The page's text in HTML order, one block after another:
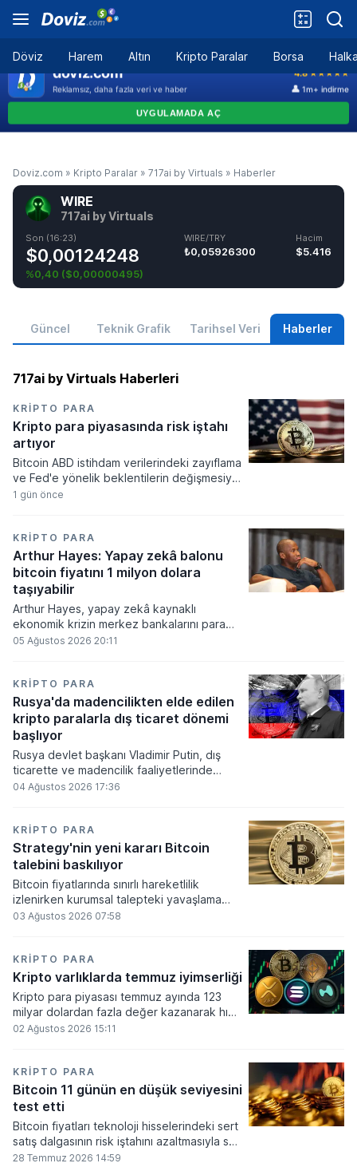
Döviz Harem Altın Kripto Paralar Borsa
Doviz.com » Kripto Paralar » 717ai by Virtuals » Haberler
WIRE
717ai by Virtuals
Son (16:23)
$0,00124248
%0,40 ($0,00000495)
WIRE/TRY
₺0,05926300
Hacim
$5.416
Güncel Teknik Grafik Tarihsel Veri Haberler
717ai by Virtuals Haberleri
KRIPTO PARA
Kripto para piyasasında risk iştahı
artıyor
Bitcoin ABD istihdam verilerindeki zayıflama
ve Fed'e yönelik beklentilerin değişmesiyle
haftayı yükselişle kapattı. Kripto para
açıklanacak enflasyon rakamlarına ve
küresel gelişmelere çevrildi.
1 gün önce
KRIPTO PARA
Arthur Hayes: Yapay zekâ balonu
bitcoin fiyatını 1 milyon dolara
taşıyabilir
Arthur Hayes, yapay zekâ kaynaklı
ekonomik krizin merkez bankalarını para
basmaya zorlayacağını ve bu durumun
kayıplarının tetikleyeceği kredi krizinin
küresel likidite artışına yol açacağını belirtti
ve bitcoinin bu süreçte en hızlı tepki veren
varlık olacağı vurguladı.
05 Ağustos 2026 20:11
KRIPTO PARA
Rusya'da madencilikten elde edilen
kripto paralarla dış ticaret dönemi
başlıyor
Rusya devlet başkanı Vladimir Putin, dış
ticarette ve madencilik faaliyetlerinde
kripto varlıkların kullanımına onay veren
elde edilen dijital paraların belirli şartlar
altında dolaşımına ve menkul kıymet
alımlarında kullanılmasına olanak sağlanıyor.
04 Ağustos 2026 17:36
KRIPTO PARA
Strategy'nin yeni kararı Bitcoin
talebini baskılıyor
Bitcoin fiyatlarında sınırlı hareketlilik
izlenirken kurumsal talepteki yavaşlama
piyasa dinamiklerini etkiliyor. ABD Merkez
çalışmalarındaki belirsizliklerle baskı altında
kalmaya devam ediyor.
03 Ağustos 2026 07:58
KRIPTO PARA
Kripto varlıklarda temmuz iyimserliği
Kripto para piyasası temmuz ayında 123
milyar dolardan fazla değer kazanarak hızlı
bir toparlanma sürecine girdi. Bitcoin ve
2 trilyon 159 milyar 780 milyon dolar
seviyesine ulaştı.
02 Ağustos 2026 15:11
KRIPTO PARA
Bitcoin 11 günün en düşük seviyesini
test etti
Bitcoin fiyatları teknoloji hisselerindeki sert
satış dalgasının risk iştahını azaltmasıyla son
11 günün en düşük seviyesine indi.
28 Temmuz 2026 14:59